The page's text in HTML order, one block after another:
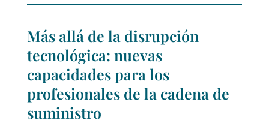
Más allá de la disrupción
tecnológica: nuevas
capacidades para los
profesionales de la cadena de
suministro